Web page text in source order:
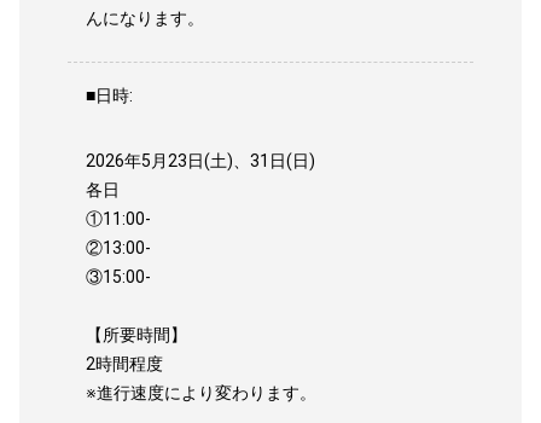
んになります。
■日時:
2026年5月23日(土)、31日(日)
各日
①11:00-
②13:00-
③15:00-
【所要時間】
2時間程度
※進行速度により変わります。